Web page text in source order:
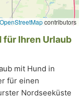
OpenStreetMapcontributors
für Ihren Urlaub
mit Hund in
für einen
Nordseeküste